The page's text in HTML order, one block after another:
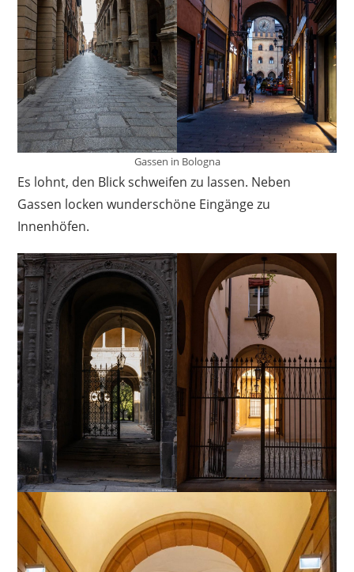
Gassen in Bologna
Es lohnt, den Blick schweifen zu lassen. Neben
Gassen locken wunderschöne Eingänge zu
Innenhöfen.